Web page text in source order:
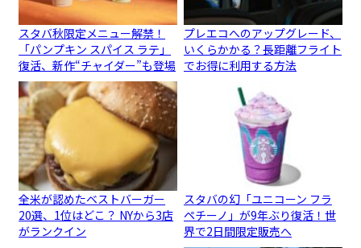
スタバ秋限定メニュー解禁！
「パンプキン スパイス ラテ」
復活、新作“チャイダー”も登場
プレエコへのアップグレード、
いくらかかる？長距離フライト
でお得に利用する方法
全米が認めたベストバーガー
20選、1位はどこ？ NYから3店
がランクイン
スタバの幻「ユニコーン フラ
ペチーノ」が9年ぶり復活！世
界で2日間限定販売へ